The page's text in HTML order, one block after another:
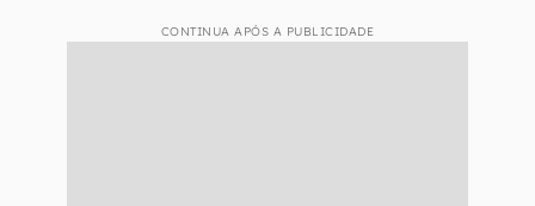
CONTINUA APÓS A PUBLICIDADE